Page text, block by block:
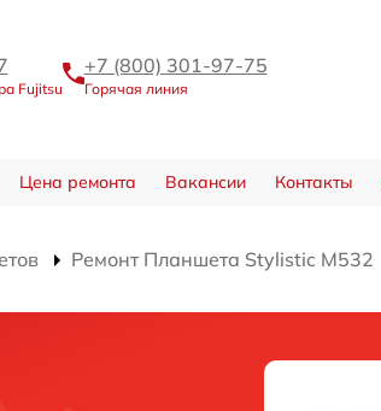
Fujitsu
+7 (800) 301-97-75
Горячая линия
Цена ремонта Вакансии Контакты
Ремонт Планшета Stylistic M532